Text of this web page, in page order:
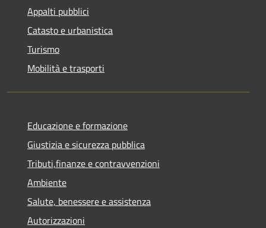
Appalti pubblici
Catasto e urbanistica
Turismo
Mobilità e trasporti
Educazione e formazione
Giustizia e sicurezza pubblica
Tributi,finanze e contravvenzioni
Ambiente
Salute, benessere e assistenza
Autorizzazioni